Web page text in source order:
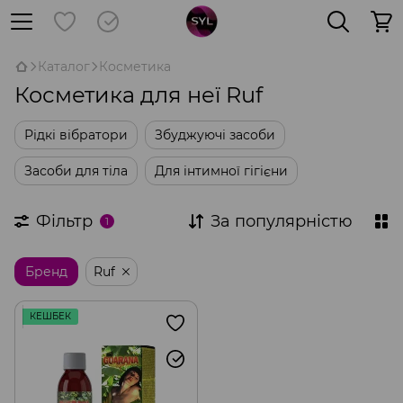
Каталог Косметика
Косметика для неї Ruf
Рідкі вібратори Збуджуючі засоби
Засоби для тіла Для інтимної гігієни
Фільтр 1 За популярністю
Бренд Ruf
КЕШБЕК